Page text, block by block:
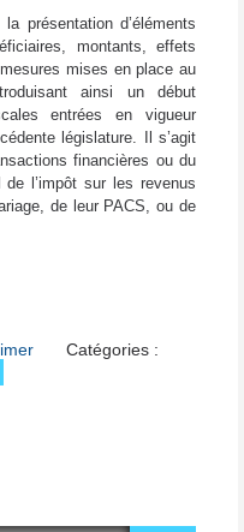
présentation d’éléments
montants, effets
mises en place au
ainsi un début
entrées en vigueur
législature. Il s’agit
financières ou du
l’impôt sur les revenus
de leur PACS, ou de
Catégories :